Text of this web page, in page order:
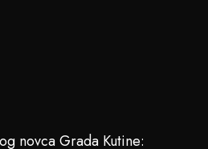
novca Grada Kutine: